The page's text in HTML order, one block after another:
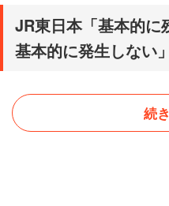
JR東日本「基本的に
基本的に発生しない」
続